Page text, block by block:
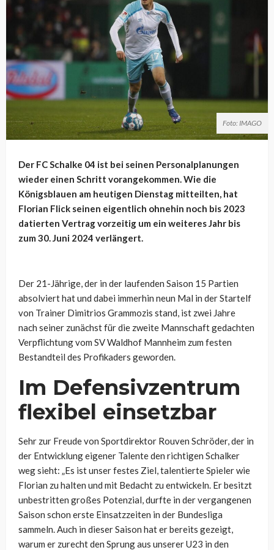
Foto: IMAGO
Der FC Schalke 04 ist bei seinen Personalplanungen
wieder einen Schritt vorangekommen. Wie die
Königsblauen am heutigen Dienstag mitteilten, hat
Florian Flick seinen eigentlich ohnehin noch bis 2023
datierten Vertrag vorzeitig um ein weiteres Jahr bis
zum 30. Juni 2024 verlängert.
Der 21-Jährige, der in der laufenden Saison 15 Partien
absolviert hat und dabei immerhin neun Mal in der Startelf
von Trainer Dimitrios Grammozis stand, ist zwei Jahre
nach seiner zunächst für die zweite Mannschaft gedachten
Verpflichtung vom SV Waldhof Mannheim zum festen
Bestandteil des Profikaders geworden.
Im Defensivzentrum
flexibel einsetzbar
Sehr zur Freude von Sportdirektor Rouven Schröder, der in
der Entwicklung eigener Talente den richtigen Schalker
weg sieht: „Es ist unser festes Ziel, talentierte Spieler wie
Florian zu halten und mit Bedacht zu entwickeln. Er besitzt
unbestritten großes Potenzial, durfte in der vergangenen
Saison schon erste Einsatzzeiten in der Bundesliga
sammeln. Auch in dieser Saison hat er bereits gezeigt,
warum er zurecht den Sprung aus unserer U23 in den